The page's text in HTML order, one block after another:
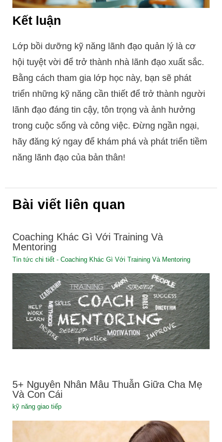
Kết luận
Lớp bồi dưỡng kỹ năng lãnh đạo quản lý là cơ
hội tuyệt vời để trở thành nhà lãnh đạo xuất sắc.
Bằng cách tham gia lớp học này, bạn sẽ phát
triển những kỹ năng cần thiết để trở thành người
lãnh đạo đáng tin cậy, tôn trọng và ảnh hưởng
trong cuộc sống và công việc. Đừng ngần ngại,
hãy đăng ký ngay để khám phá và phát triển tiềm
năng lãnh đạo của bản thân!
Bài viết liên quan
Coaching Khác Gì Với Training Và
Mentoring
Tin tức chi tiết - Coaching Khác Gì Với Training Và Mentoring
5+ Nguyên Nhân Mâu Thuẫn Giữa Cha Mẹ
Và Con Cái
kỹ năng giao tiếp